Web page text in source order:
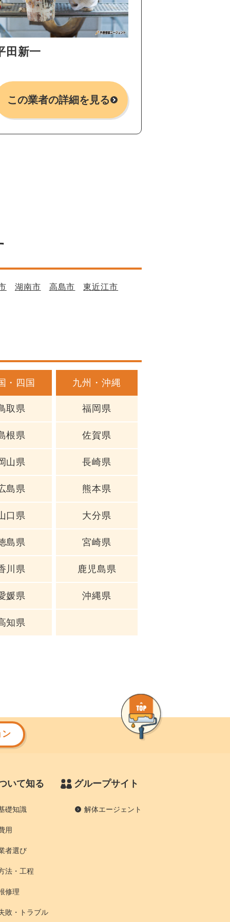
田新一
この業者の詳細を見る
湖南市 高島市 東近江市
・四国
取県
根県
山県
島県
口県
島県
川県
媛県
知県
九州・沖縄
福岡県
佐賀県
長崎県
熊本県
大分県
宮崎県
鹿児島県
沖縄県
ン
いて知る
礎知識
用
者選び
法・工程
修理
敗・トラブル
グループサイト
解体エージェント